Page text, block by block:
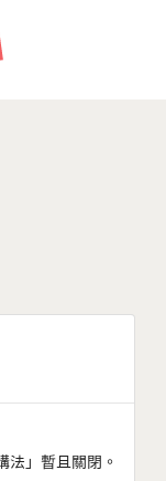
法」暫且關閉。